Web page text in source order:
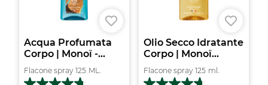
Acqua Profumata
Corpo | Monoï -...
Flacone spray 125 ML.
Olio Secco Idratante
Corpo | Monoï...
Flacone spray 125 ml.